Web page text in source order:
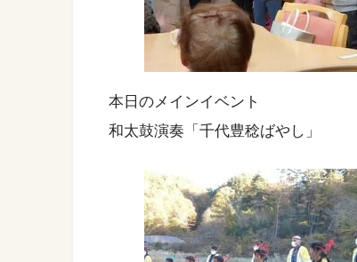
本日のメインイベント
和太鼓演奏「千代豊稔ばやし」